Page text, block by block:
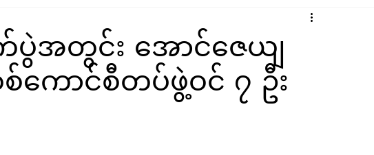
အတွင်း အောင်ဇေယျ
ကောင်စီတပ်ဖွဲ့ဝင် ၇ ဦး